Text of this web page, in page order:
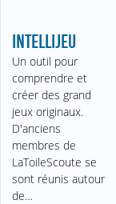
INTELLIJEU
Un outil pour
comprendre et
créer des grand
jeux originaux.
D'anciens
membres de
LaToileScoute se
sont réunis autour
de…